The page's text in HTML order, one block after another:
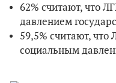
62% считают, что
давлением
59,5% считают,
социальным